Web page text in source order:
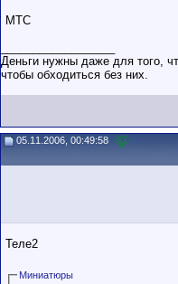
МТС
Деньги нужны даже для того,
чтобы обходиться без них.
05.11.2006, 00:49:58
Теле2
Миниатюры